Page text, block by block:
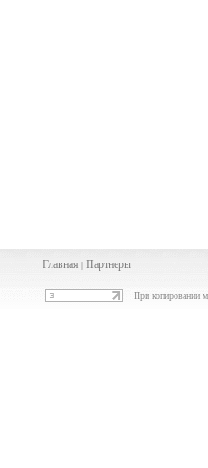
Главная | Партнеры
При копировании